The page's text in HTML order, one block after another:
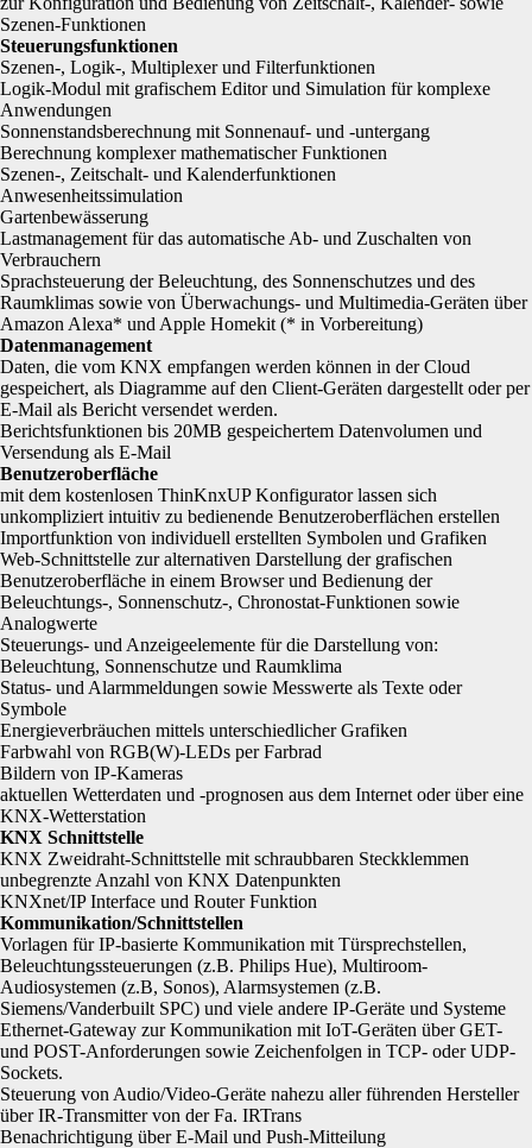
Szenen-Funktionen
Steuerungsfunktionen
Szenen-, Logik-, Multiplexer und Filterfunktionen
Logik-Modul mit grafischem Editor und Simulation für komplexe
Anwendungen
Sonnenstandsberechnung mit Sonnenauf- und -untergang
Berechnung komplexer mathematischer Funktionen
Szenen-, Zeitschalt- und Kalenderfunktionen
Anwesenheitssimulation
Gartenbewässerung
Lastmanagement für das automatische Ab- und Zuschalten von
Verbrauchern
Sprachsteuerung der Beleuchtung, des Sonnenschutzes und des
Raumklimas sowie von Überwachungs- und Multimedia-Geräten über
Amazon Alexa* und Apple Homekit (* in Vorbereitung)
Datenmanagement
Daten, die vom KNX empfangen werden können in der Cloud
gespeichert, als Diagramme auf den Client-Geräten dargestellt oder per
E-Mail als Bericht versendet werden.
Berichtsfunktionen bis 20MB gespeichertem Datenvolumen und
Versendung als E-Mail
Benutzeroberfläche
mit dem kostenlosen ThinKnxUP Konfigurator lassen sich
unkompliziert intuitiv zu bedienende Benutzeroberflächen erstellen
Importfunktion von individuell erstellten Symbolen und Grafiken
Web-Schnittstelle zur alternativen Darstellung der grafischen
Benutzeroberfläche in einem Browser und Bedienung der
Beleuchtungs-, Sonnenschutz-, Chronostat-Funktionen sowie
Analogwerte
Steuerungs- und Anzeigeelemente für die Darstellung von:
Beleuchtung, Sonnenschutze und Raumklima
Status- und Alarmmeldungen sowie Messwerte als Texte oder
Symbole
Energieverbräuchen mittels unterschiedlicher Grafiken
Farbwahl von RGB(W)-LEDs per Farbrad
Bildern von IP-Kameras
aktuellen Wetterdaten und -prognosen aus dem Internet oder über eine
KNX-Wetterstation
KNX Schnittstelle
KNX Zweidraht-Schnittstelle mit schraubbaren Steckklemmen
unbegrenzte Anzahl von KNX Datenpunkten
KNXnet/IP Interface und Router Funktion
Kommunikation/Schnittstellen
Vorlagen für IP-basierte Kommunikation mit Türsprechstellen,
Beleuchtungssteuerungen (z.B. Philips Hue), Multiroom-
Audiosystemen (z.B, Sonos), Alarmsystemen (z.B.
Siemens/Vanderbuilt SPC) und viele andere IP-Geräte und Systeme
Ethernet-Gateway zur Kommunikation mit IoT-Geräten über GET-
und POST-Anforderungen sowie Zeichenfolgen in TCP- oder UDP-
Sockets.
Steuerung von Audio/Video-Geräte nahezu aller führenden Hersteller
über IR-Transmitter von der Fa. IRTrans
Benachrichtigung über E-Mail und Push-Mitteilung